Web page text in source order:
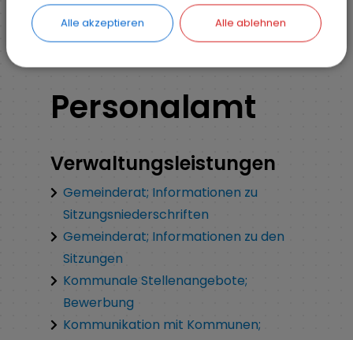
Personalamt
Verwaltungsleistungen
Gemeinderat; Informationen zu
Sitzungsniederschriften
Gemeinderat; Informationen zu den
Sitzungen
Kommunale Stellenangebote;
Bewerbung
Kommunikation mit Kommunen;
Alle akzeptieren Alle ablehnen